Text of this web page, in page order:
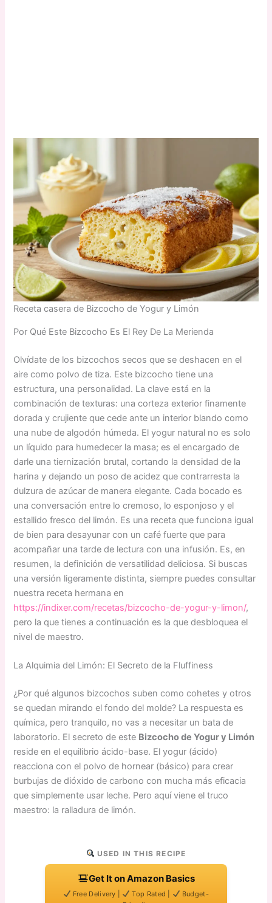
Receta casera de Bizcocho de Yogur y Limón
Por Qué Este Bizcocho Es El Rey De La Merienda
Olvídate de los bizcochos secos que se deshacen en el
aire como polvo de tiza. Este bizcocho tiene una
estructura, una personalidad. La clave está en la
combinación de texturas: una corteza exterior finamente
dorada y crujiente que cede ante un interior blando como
una nube de algodón húmeda. El yogur natural no es solo
un líquido para humedecer la masa; es el encargado de
darle una tiernización brutal, cortando la densidad de la
harina y dejando un poso de acidez que contrarresta la
dulzura de azúcar de manera elegante. Cada bocado es
una conversación entre lo cremoso, lo esponjoso y el
estallido fresco del limón. Es una receta que funciona igual
de bien para desayunar con un café fuerte que para
acompañar una tarde de lectura con una infusión. Es, en
resumen, la definición de versatilidad deliciosa. Si buscas
una versión ligeramente distinta, siempre puedes consultar
nuestra receta hermana en
https://indixer.com/recetas/bizcocho-de-yogur-y-limon/,
pero la que tienes a continuación es la que desbloquea el
nivel de maestro.
La Alquimia del Limón: El Secreto de la Fluffiness
¿Por qué algunos bizcochos suben como cohetes y otros
se quedan mirando el fondo del molde? La respuesta es
química, pero tranquilo, no vas a necesitar un bata de
laboratorio. El secreto de este Bizcocho de Yogur y Limón
reside en el equilibrio ácido-base. El yogur (ácido)
reacciona con el polvo de hornear (básico) para crear
burbujas de dióxido de carbono con mucha más eficacia
que simplemente usar leche. Pero aquí viene el truco
maestro: la ralladura de limón.
USED IN THIS RECIPE
Get It on Amazon Basics
Free Delivery | Top Rated |
Budget-